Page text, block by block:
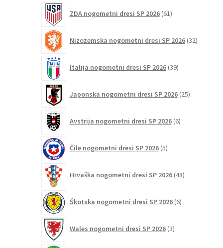
ZDA nogometni dresi SP 2026 61izdelkov
Nizozemska nogometni dresi SP 2026 32izdelkov
Italija nogometni dresi SP 2026 39izdelkov
Japonska nogometni dresi SP 2026 25izdelkov
Avstrija nogometni dresi SP 2026 6izdelkov
Čile nogometni dresi SP 2026 5izdelkov
Hrvaška nogometni dresi SP 2026 48izdelkov
Škotska nogometni dresi SP 2026 6izdelkov
Wales nogometni dresi SP 2026 3izdelki